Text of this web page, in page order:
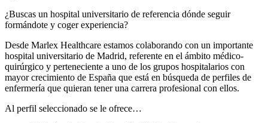
¿Buscas un hospital universitario de referencia dónde seguir
formándote y coger experiencia?
Desde Marlex Healthcare estamos colaborando con un importante
hospital universitario de Madrid, referente en el ámbito médico-
quirúrgico y perteneciente a uno de los grupos hospitalarios con
mayor crecimiento de España que está en búsqueda de perfiles de
enfermería que quieran tener una carrera profesional con ellos.
Al perfil seleccionado se le ofrece…